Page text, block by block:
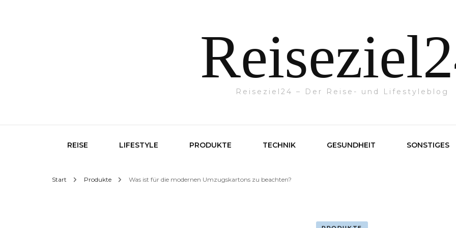
Reiseziel24 – Der Reise- und Lifestyleblog
REISE LIFESTYLE PRODUKTE TECHNIK GESUNDHEIT SONSTIGES
Start Produkte Was ist für die modernen Umzugskartons zu beachten?